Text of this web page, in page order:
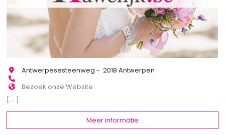
Antwerpesesteenweg - 2018 Antwerpen
Bezoek onze Website
[...]
Meer informatie